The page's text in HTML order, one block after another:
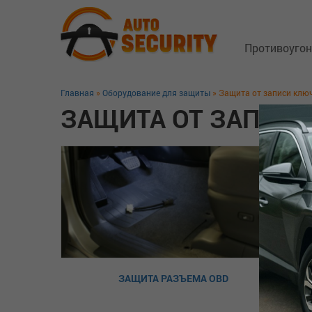
Замки
GSM
Технология
Защита от
Главная » Оборудование для защиты » Защита от записи
ЗАЩИТА ОТ
ЗАЩИТА РАЗЪЕМА OBD